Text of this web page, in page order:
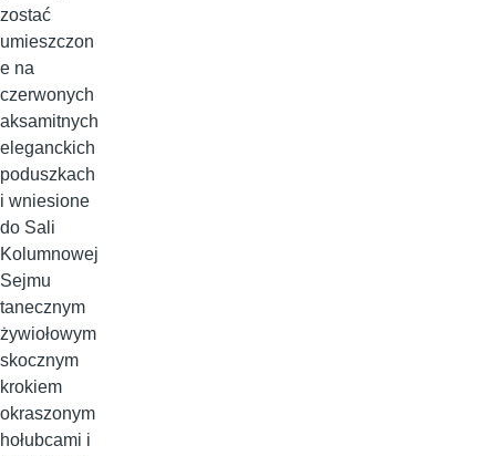
zostać
umieszczon
e na
czerwonych
aksamitnych
eleganckich
poduszkach
i wniesione
do Sali
Kolumnowej
Sejmu
tanecznym
żywiołowym
skocznym
krokiem
okraszonym
hołubcami i